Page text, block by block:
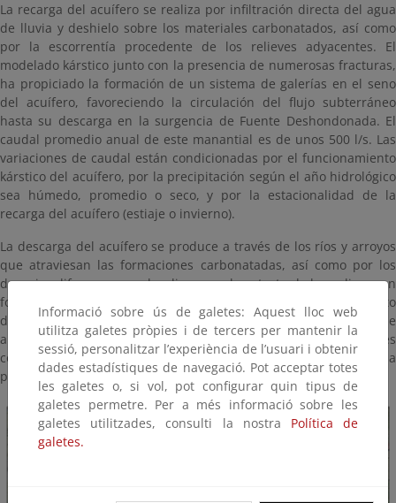
La recarga del acuífero se realiza por infiltración directa del agua
de lluvia y deshielo sobre los materiales carbonatados, así como
por la escorrentía procedente de los relieves adyacentes. El
modelado kárstico junto con la presencia de numerosas fracturas,
ha propiciado la formación de un sistema de galerías en el seno
del acuífero, favoreciendo la circulación del flujo subterráneo
hasta su descarga en la surgencia de Fuente Deshondonada. El
caudal promedio anual de este manantial es de unos 500 l/s. Las
variaciones de caudal están condicionadas por el funcionamiento
kárstico del acuífero, por la precipitación según el año hidrológico
sea húmedo, promedio o seco, y por la estacionalidad de la
recarga del acuífero (estiaje o invierno).
La descarga del acuífero se produce a través de los ríos y arroyos
que atraviesan las formaciones carbonatadas, así como por los
drenajes difusos que se localizan en el contacto de las calizas con
formaciones de menor permeabilidad, dando lugar al nacimiento
del río Rivera. El cauce de dicho río transcurre por un entorno de
alto valor paisajístico, en el que destaca la presencia de especies
como chopos, sauces, fresnos y avellanos, que dan cobijo a
pinzones, currucas mosquiteras, chochines y ruiseñores.
Informació sobre ús de galetes: Aquest lloc web
utilitza galetes pròpies i de tercers per mantenir la
sessió, personalitzar l’experiència de l’usuari i obtenir
dades estadístiques de navegació. Pot acceptar totes
les galetes o, si vol, pot configurar quin tipus de
galetes permetre. Per a més informació sobre les
galetes utilitzades, consulti la nostra Política de
galetes.